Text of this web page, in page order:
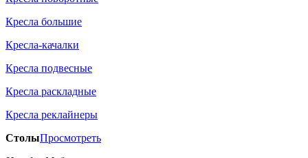
Кресла большие
Кресла-качалки
Кресла подвесные
Кресла раскладные
Кресла реклайнеры
СтолыПросмотреть